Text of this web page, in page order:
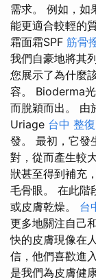
需求。 例如，如
能更適合較輕的
霜面霜SPF 筋骨
我們自豪地將其
您展示了為什麼
容。 Bioderma
而脫穎而出。 由
Uriage 台中 整復
發。 最初，它發
對，從而產生較
狀甚至得到補充
毛骨眼。 在此階
或皮膚乾燥。 台
更多地關注自己
快的皮膚現像在
信，他們喜歡進
是我們為皮膚健